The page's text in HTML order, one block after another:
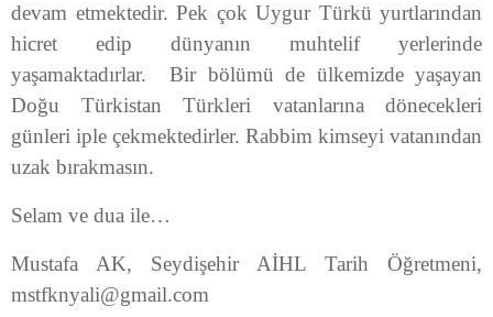
devam etmektedir. Pek çok Uygur Türkü yurtlarından
hicret edip dünyanın muhtelif yerlerinde
yaşamaktadırlar. Bir bölümü de ülkemizde yaşayan
Doğu Türkistan Türkleri vatanlarına dönecekleri
günleri iple çekmektedirler. Rabbim kimseyi vatanından
uzak bırakmasın.
Selam ve dua ile…
Mustafa AK, Seydişehir AİHL Tarih Öğretmeni,
mstfknyali@gmail.com